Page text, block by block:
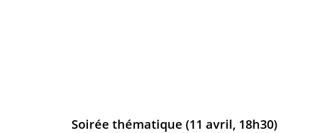
Soirée thématique (11 avril, 18h30)